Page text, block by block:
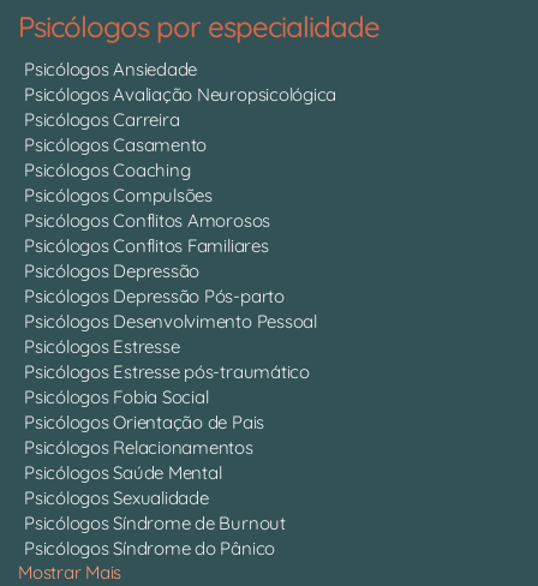
Psicólogos por especialidade
Psicólogos Ansiedade
Psicólogos Avaliação Neuropsicológica
Psicólogos Carreira
Psicólogos Casamento
Psicólogos Coaching
Psicólogos Compulsões
Psicólogos Conflitos Amorosos
Psicólogos Conflitos Familiares
Psicólogos Depressão
Psicólogos Depressão Pós-parto
Psicólogos Desenvolvimento Pessoal
Psicólogos Estresse
Psicólogos Estresse pós-traumático
Psicólogos Fobia Social
Psicólogos Orientação de Pais
Psicólogos Relacionamentos
Psicólogos Saúde Mental
Psicólogos Sexualidade
Psicólogos Síndrome de Burnout
Psicólogos Síndrome do Pânico
Mostrar Mais